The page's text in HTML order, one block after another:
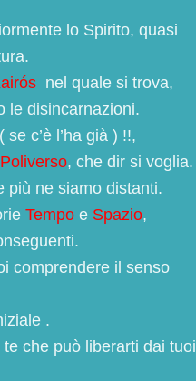
lo Spirito, quasi
nel quale si trova,
le disincarnazioni.
se c’è l’ha già ) !!,
Poliverso, che dir si voglia.
più ne siamo distanti.
Tempoe Spazio,
comprendere il senso
.
che può liberarti dai tuoi